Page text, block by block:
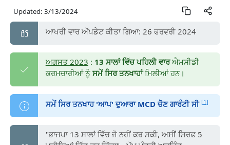
Updated:3/13/2024
ਆਖਰੀ ਵਾਰ ਅੱਪਡੇਟ ਕੀਤਾ ਗਿਆ: 26 ਫਰਵਰੀ 2024
ਅਗਸਤ 2023 : 13 ਸਾਲਾਂ ਵਿੱਚ ਪਹਿਲੀ ਵਾਰਐਮਸੀਡੀ
ਕਰਮਚਾਰੀਆਂ ਨੂੰ ਸਮੇਂ ਸਿਰ ਤਨਖਾਹਾਂਮਿਲੀਆਂ ਹਨ।
ਸਮੇਂ ਸਿਰ ਤਨਖਾਹ 'ਆਪ' ਦੁਆਰਾ MCD ਚੋਣ ਗਾਰੰਟੀ ਸੀ [1]
"ਭਾਜਪਾ 13 ਸਾਲਾਂ ਵਿੱਚ ਜੋ ਨਹੀਂ ਕਰ ਸਕੀ, ਅਸੀਂ ਸਿਰਫ 5